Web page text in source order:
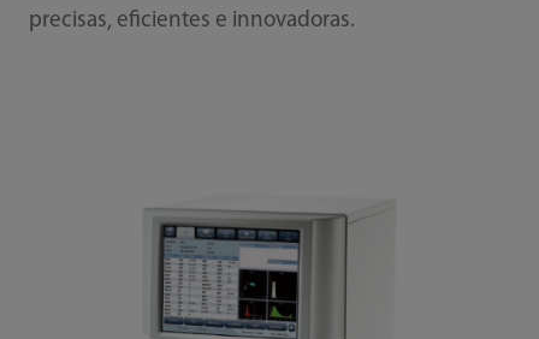
precisas, eficientes e innovadoras.